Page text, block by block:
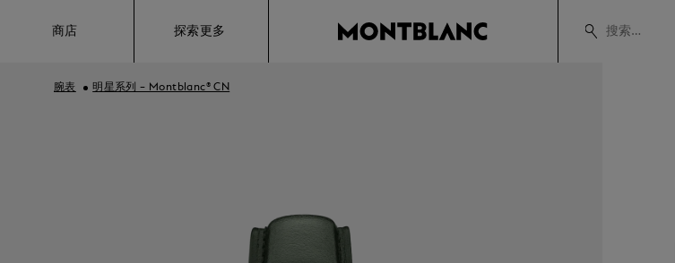
商店 探索更多
腕表 明星系列 – Montblanc® CN